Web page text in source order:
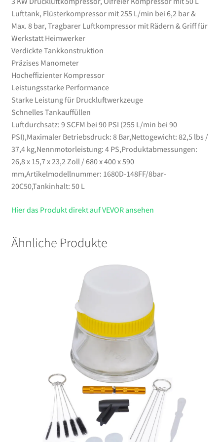
Tragbarer
Luftkompressor
mit
Rädern
&
Griff
für
Werkstatt
Heimwerker
Menge
Lufttank, Flüsterkompressor mit 255 L/min bei 6,2 bar &
Max. 8 bar, Tragbarer Luftkompressor mit Rädern & Griff für
Werkstatt Heimwerker
Verdickte Tankkonstruktion
Präzises Manometer
Hocheffizienter Kompressor
Leistungsstarke Performance
Starke Leistung für Druckluftwerkzeuge
Schnelles Tankauffüllen
Luftdurchsatz: 9 SCFM bei 90 PSI (255 L/min bei 90
PSI),Maximaler Betriebsdruck: 8 Bar,Nettogewicht: 82,5 lbs /
37,4 kg,Nennmotorleistung: 4 PS,Produktabmessungen:
26,8 x 15,7 x 23,2 Zoll / 680 x 400 x 590
mm,Artikelmodellnummer: 1680D-148FF/8bar-
20C50,Tankinhalt: 50 L
Hier das Produkt direkt auf VEVOR ansehen
Ähnliche Produkte